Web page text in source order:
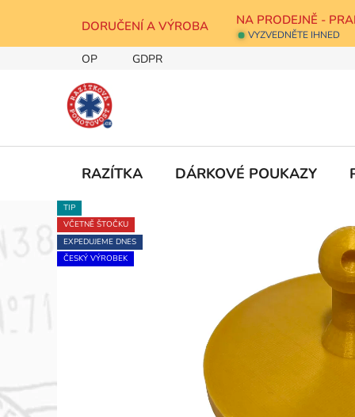
obsah
DORUČENÍ A VÝROBA NA PRODEJNĚ -
VYZVEDNĚTE IHNED
OP GDPR
RAZÍTKA DÁRKOVÉ POUKAZY
TIP
VČETNĚ ŠTOČKU
EXPEDUJEME DNES
ČESKÝ VÝROBEK